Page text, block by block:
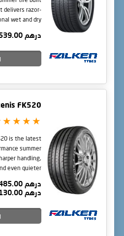
delivers razor-
wet and dry
quiet ride.
درهم 539.00
FK520
is the latest
summer
handling,
even quieter
compound and
tread design.
درهم 485.00
درهم 1,130.00